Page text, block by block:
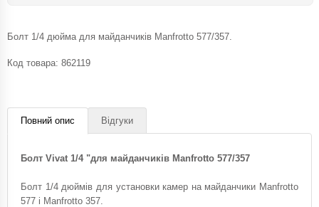
Болт 1/4 дюйма для майданчиків Manfrotto 577/357.
Код товара: 862119
Повний опис Відгуки
Болт Vivat 1/4 "для майданчиків Manfrotto 577/357
Болт 1/4 дюймів для установки камер на майданчики Manfrotto
577 і Manfrotto 357.